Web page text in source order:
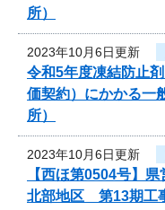
所）
2023年10月6日更新
令和5年度凍結防止
価契約）にかかる一
所）
2023年10月6日更新
【西ほ第0504号】
北部地区 第13期工